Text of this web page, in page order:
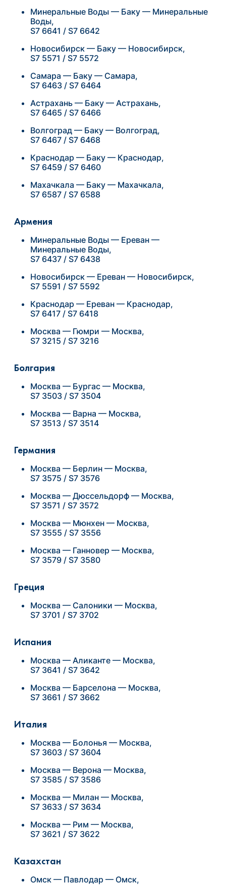
Минеральные Воды — Баку — Минеральные
Воды,
S7 6641 / S7 6642
Новосибирск — Баку — Новосибирск,
S7 5571 / S7 5572
Самара — Баку — Самара,
S7 6463 / S7 6464
Астрахань — Баку — Астрахань,
S7 6465 / S7 6466
Волгоград — Баку — Волгоград,
S7 6467 / S7 6468
Краснодар — Баку — Краснодар,
S7 6459 / S7 6460
Махачкала — Баку — Махачкала,
S7 6587 / S7 6588
Армения
Минеральные Воды — Ереван —
Минеральные Воды,
S7 6437 / S7 6438
Новосибирск — Ереван — Новосибирск,
S7 5591 / S7 5592
Краснодар — Ереван — Краснодар,
S7 6417 / S7 6418
Москва — Гюмри — Москва,
S7 3215 / S7 3216
Болгария
Москва — Бургас — Москва,
S7 3503 / S7 3504
Москва — Варна — Москва,
S7 3513 / S7 3514
Германия
Москва — Берлин — Москва,
S7 3575 / S7 3576
Москва — Дюссельдорф — Москва,
S7 3571 / S7 3572
Москва — Мюнхен — Москва,
S7 3555 / S7 3556
Москва — Ганновер — Москва,
S7 3579 / S7 3580
Греция
Москва — Салоники — Москва,
S7 3701 / S7 3702
Испания
Москва — Аликанте — Москва,
S7 3641 / S7 3642
Москва — Барселона — Москва,
S7 3661 / S7 3662
Италия
Москва — Болонья — Москва,
S7 3603 / S7 3604
Москва — Верона — Москва,
S7 3585 / S7 3586
Москва — Милан — Москва,
S7 3633 / S7 3634
Москва — Рим — Москва,
S7 3621 / S7 3622
Казахстан
Омск — Павлодар — Омск,